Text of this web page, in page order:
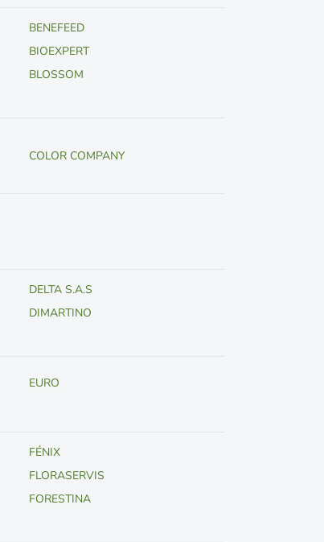
BENEFEED
BIOEXPERT
BLOSSOM
COLOR COMPANY
DELTA S.A.S
DIMARTINO
EURO
FÉNIX
FLORASERVIS
FORESTINA